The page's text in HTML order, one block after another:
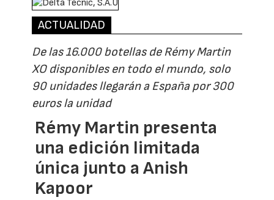
ACTUALIDAD
De las 16.000 botellas de Rémy Martin
XO disponibles en todo el mundo, solo
90 unidades llegarán a España por 300
euros la unidad
Rémy Martin presenta
una edición limitada
única junto a Anish
Kapoor